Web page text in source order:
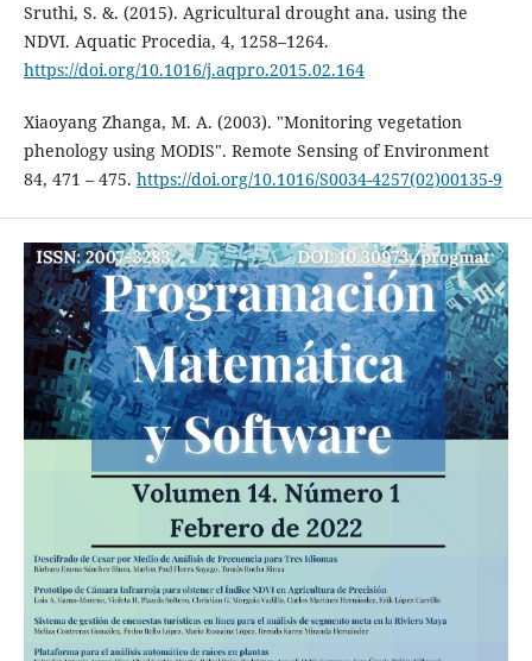
Sruthi, S. &. (2015). Agricultural drought ana. using the
NDVI. Aquatic Procedia, 4, 1258–1264.
https://doi.org/10.1016/j.aqpro.2015.02.164
Xiaoyang Zhanga, M. A. (2003). "Monitoring vegetation
phenology using MODIS". Remote Sensing of Environment
84, 471 – 475. https://doi.org/10.1016/S0034-4257(02)00135-9